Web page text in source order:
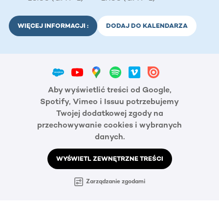
WIĘCEJ INFORMACJI : DODAJ DO KALENDARZA
Aby wyświetlić treści od Google,
Spotify, Vimeo i Issuu potrzebujemy
Twojej dodatkowej zgody na
przechowywanie cookies i wybranych
danych.
WYŚWIETL ZEWNĘTRZNE TREŚCI
Zarządzanie zgodami